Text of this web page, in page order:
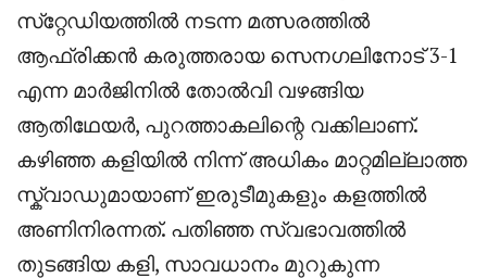
സ്‌റ്റേഡിയത്തിൽ നടന്ന മത്സരത്തിൽ
ആഫ്രിക്കൻ കരുത്തരായ സെനഗലിനോട് 3-1
എന്ന മാർജിനിൽ തോൽവി വഴങ്ങിയ
ആതിഥേയർ, പുറത്താകലിന്റെ വക്കിലാണ്.
കഴിഞ്ഞ കളിയിൽ നിന്ന് അധികം മാറ്റമില്ലാത്ത
സ്ക്വാഡുമായാണ് ഇരുടീമുകളും കളത്തിൽ
അണിനിരന്നത്. പതിഞ്ഞ സ്വഭാവത്തിൽ
തുടങ്ങിയ കളി, സാവധാനം മുറുകുന്ന